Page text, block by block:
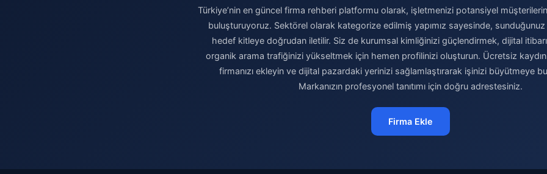
Türkiye’nin en güncel firma rehberi platformu olarak, işletmenizi potansiyel
buluşturuyoruz. Sektörel olarak kategorize edilmiş yapımız sayesinde,
hedef kitleye doğrudan iletilir. Siz de kurumsal kimliğinizi güçlendirmek, dijital
organik arama trafiğinizi yükseltmek için hemen profilinizi oluşturun. Ücretsiz
firmanızı ekleyin ve dijital pazardaki yerinizi sağlamlaştırarak işinizi büyütmeye
Markanızın profesyonel tanıtımı için doğru adrestesiniz.
Firma Ekle